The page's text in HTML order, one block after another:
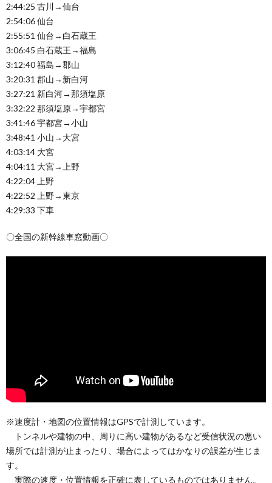
2:44:25 古川→仙台
2:54:06 仙台
2:55:51 仙台→白石蔵王
3:06:45 白石蔵王→福島
3:12:40 福島→郡山
3:20:31 郡山→新白河
3:27:21 新白河→那須塩原
3:32:22 那須塩原→宇都宮
3:41:46 宇都宮→小山
3:48:41 小山→大宮
4:03:14 大宮
4:04:11 大宮→上野
4:22:04 上野
4:22:52 上野→東京
4:29:33 下車
〇全国の新幹線車窓動画〇
※速度計・地図の位置情報はGPSで計測しています。
トンネルや建物の中、周りに高い建物があるなど受信状況の悪い
場所では計測が止まったり、場合によってはかなりの誤差が生じま
す。
実際の速度・位置情報を正確に表しているものではありません。